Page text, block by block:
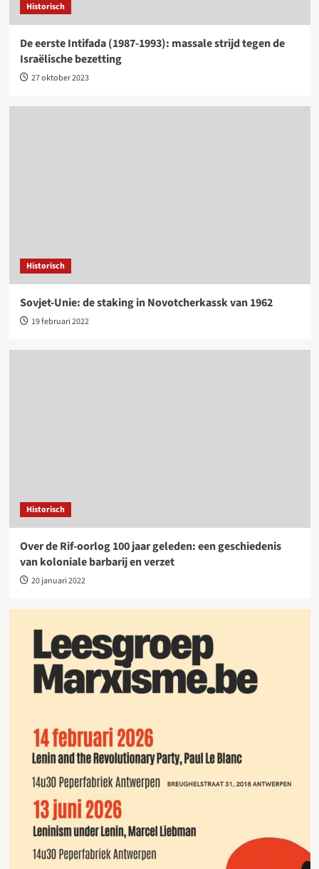
Historisch
De eerste Intifada (1987-1993): massale strijd tegen de
Israëlische bezetting
27 oktober 2023
Historisch
Sovjet-Unie: de staking in Novotcherkassk van 1962
19 februari 2022
Historisch
Over de Rif-oorlog 100 jaar geleden: een geschiedenis
van koloniale barbarij en verzet
20 januari 2022